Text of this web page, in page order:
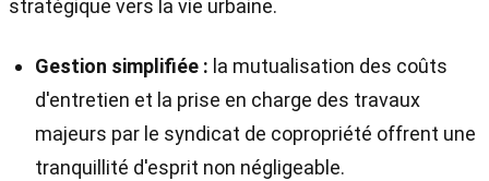
stratégique vers la vie urbaine.
Gestion simplifiée : la mutualisation des coûts
d'entretien et la prise en charge des travaux
majeurs par le syndicat de copropriété offrent une
tranquillité d'esprit non négligeable.